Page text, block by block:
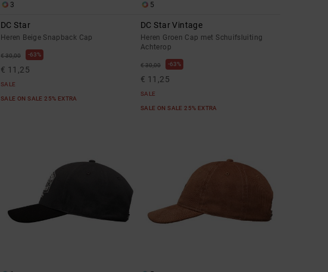
3
DC Star
Heren Beige Snapback Cap
€ 30,00 63%
€ 11,25
SALE
SALE ON SALE 25% EXTRA
5
DC Star Vintage
Heren Groen Cap met Schuifsluiting
Achterop
€ 30,00 63%
€ 11,25
SALE
SALE ON SALE 25% EXTRA